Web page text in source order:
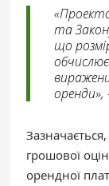
та
що
оренди»,
грошової
орендної